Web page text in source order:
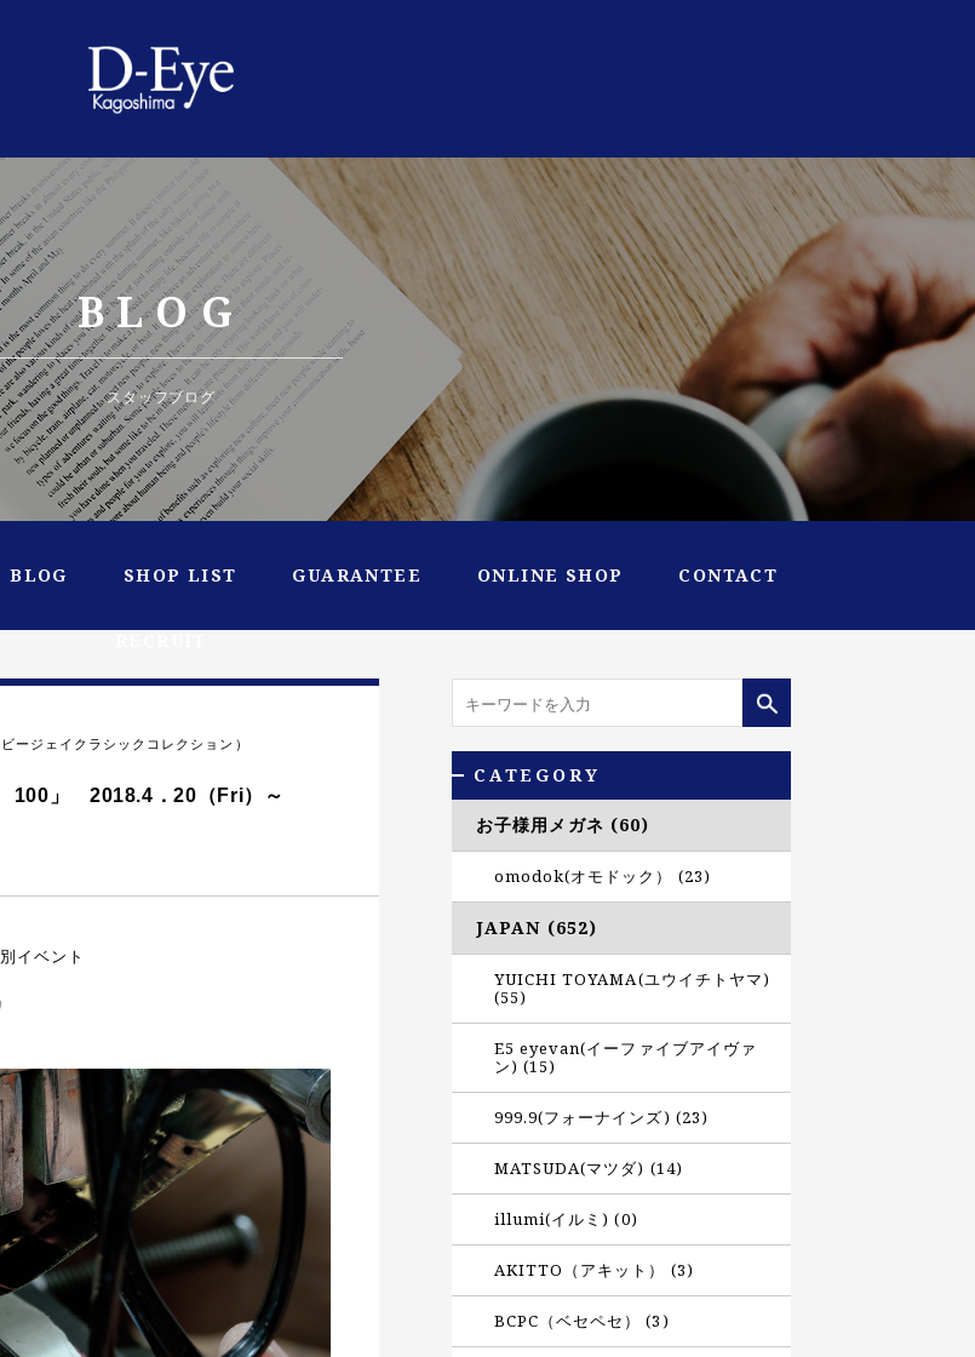
BLOG
スタッフブログ
BLOG SHOP LIST GUARANTEE ONLINE SHOP CONTACT
ジェイクラシックコレクション）
」 2018.4．20（Fri）～
イベント
100
CATEGORY
お子様用メガネ (60)
omodok(オモドック） (23)
JAPAN (652)
YUICHI TOYAMA(ユウイチトヤマ)
(55)
E5 eyevan(イーファイブアイヴァ
ン) (15)
999.9(フォーナインズ) (23)
MATSUDA(マツダ) (14)
illumi(イルミ) (0)
AKITTO（アキット） (3)
BCPC（ベセペセ） (3)